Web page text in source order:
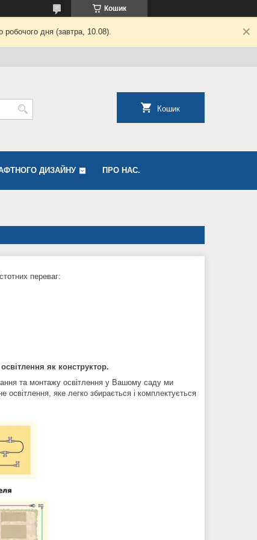
Кошик
робочого дня (завтра, 10.08).
Кошик
ДИЗАЙНУ ПРО НАС.
переваг:
як конструктор.
та монтажу освітлення у Вашому саду ми
освітлення, яке легко збирається і комплектується